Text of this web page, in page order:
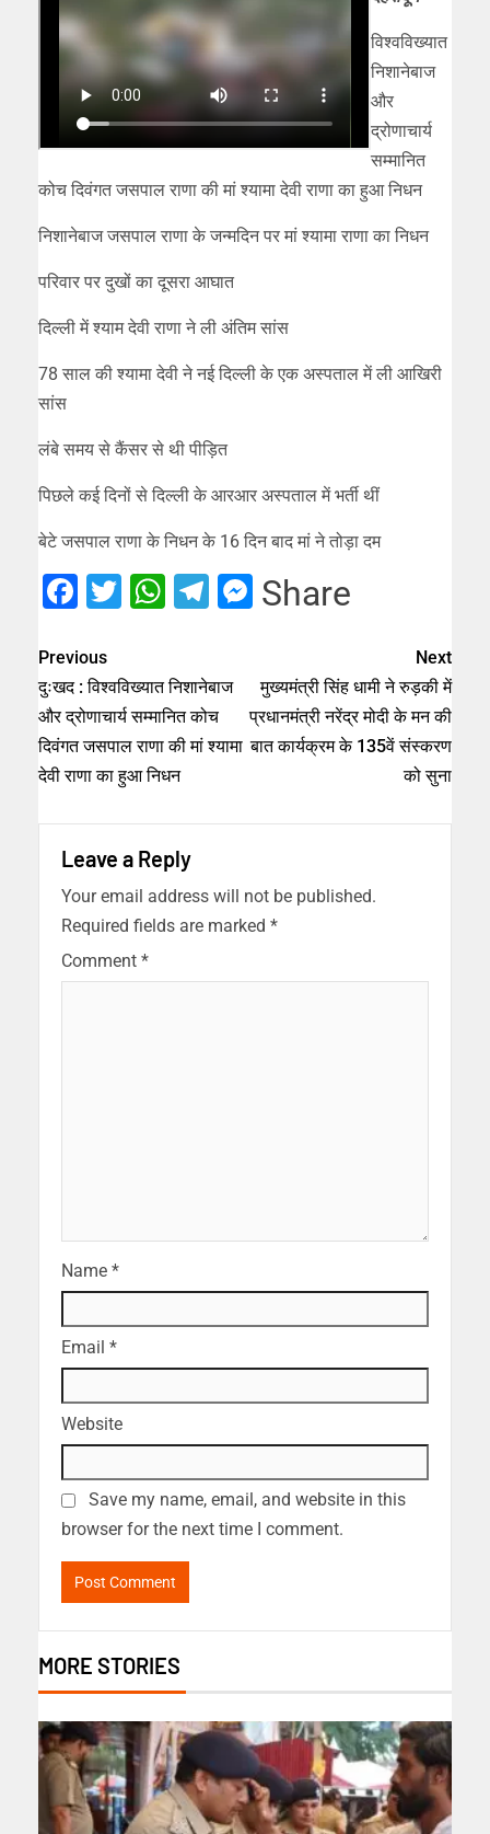
विश्वविख्यात
निशानेबाज
और
द्रोणाचार्य
सम्मानित
कोच दिवंगत जसपाल राणा की मां श्यामा देवी राणा का हुआ निधन
निशानेबाज जसपाल राणा के जन्मदिन पर मां श्यामा राणा का निधन
परिवार पर दुखों का दूसरा आघात
दिल्ली में श्याम देवी राणा ने ली अंतिम सांस
78 साल की श्यामा देवी ने नई दिल्ली के एक अस्पताल में ली आखिरी
सांस
लंबे समय से कैंसर से थी पीड़ित
पिछले कई दिनों से दिल्ली के आरआर अस्पताल में भर्ती थीं
बेटे जसपाल राणा के निधन के 16 दिन बाद मां ने तोड़ा दम
Facebook
Twitter
WhatsApp
Telegram
Messenger
Share
Previous
दुःखद : विश्वविख्यात निशानेबाज
और द्रोणाचार्य सम्मानित कोच
दिवंगत जसपाल राणा की मां श्यामा
देवी राणा का हुआ निधन
Next
मुख्यमंत्री सिंह धामी ने रुड़की में
प्रधानमंत्री नरेंद्र मोदी के मन की
बात कार्यक्रम के 135वें संस्करण
को सुना
Leave a Reply
Your email address will not be published.
Required fields are marked *
Comment *
Name *
Email *
Website
Save my name, email, and website in this
browser for the next time I comment.
MORE STORIES